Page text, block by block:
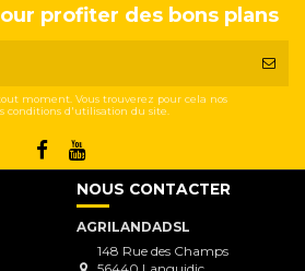
profiter des bons plans
moment. Vous trouverez pour cela nos
conditions d'utilisation du site.
NOUS CONTACTER
AGRILANDADSL
148 Rue des Champs